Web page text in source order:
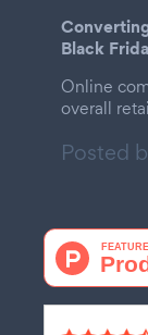
Black
Online
overall
Posted